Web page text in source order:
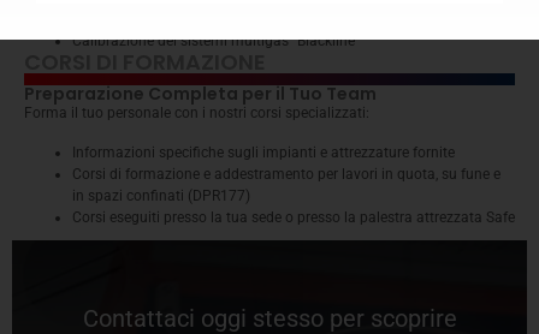
Calibrazione dei sistemi multigas “Blackline”
Preparazione Completa per il Tuo Team
Forma il tuo personale con i nostri corsi specializzati:
Informazioni specifiche sugli impianti e attrezzature fornite
Corsi di formazione e addestramento per lavori in quota, su fune e
in spazi confinati (DPR177)
Corsi eseguiti presso la tua sede o presso la palestra attrezzata Safe
Contattaci oggi stesso per scoprire